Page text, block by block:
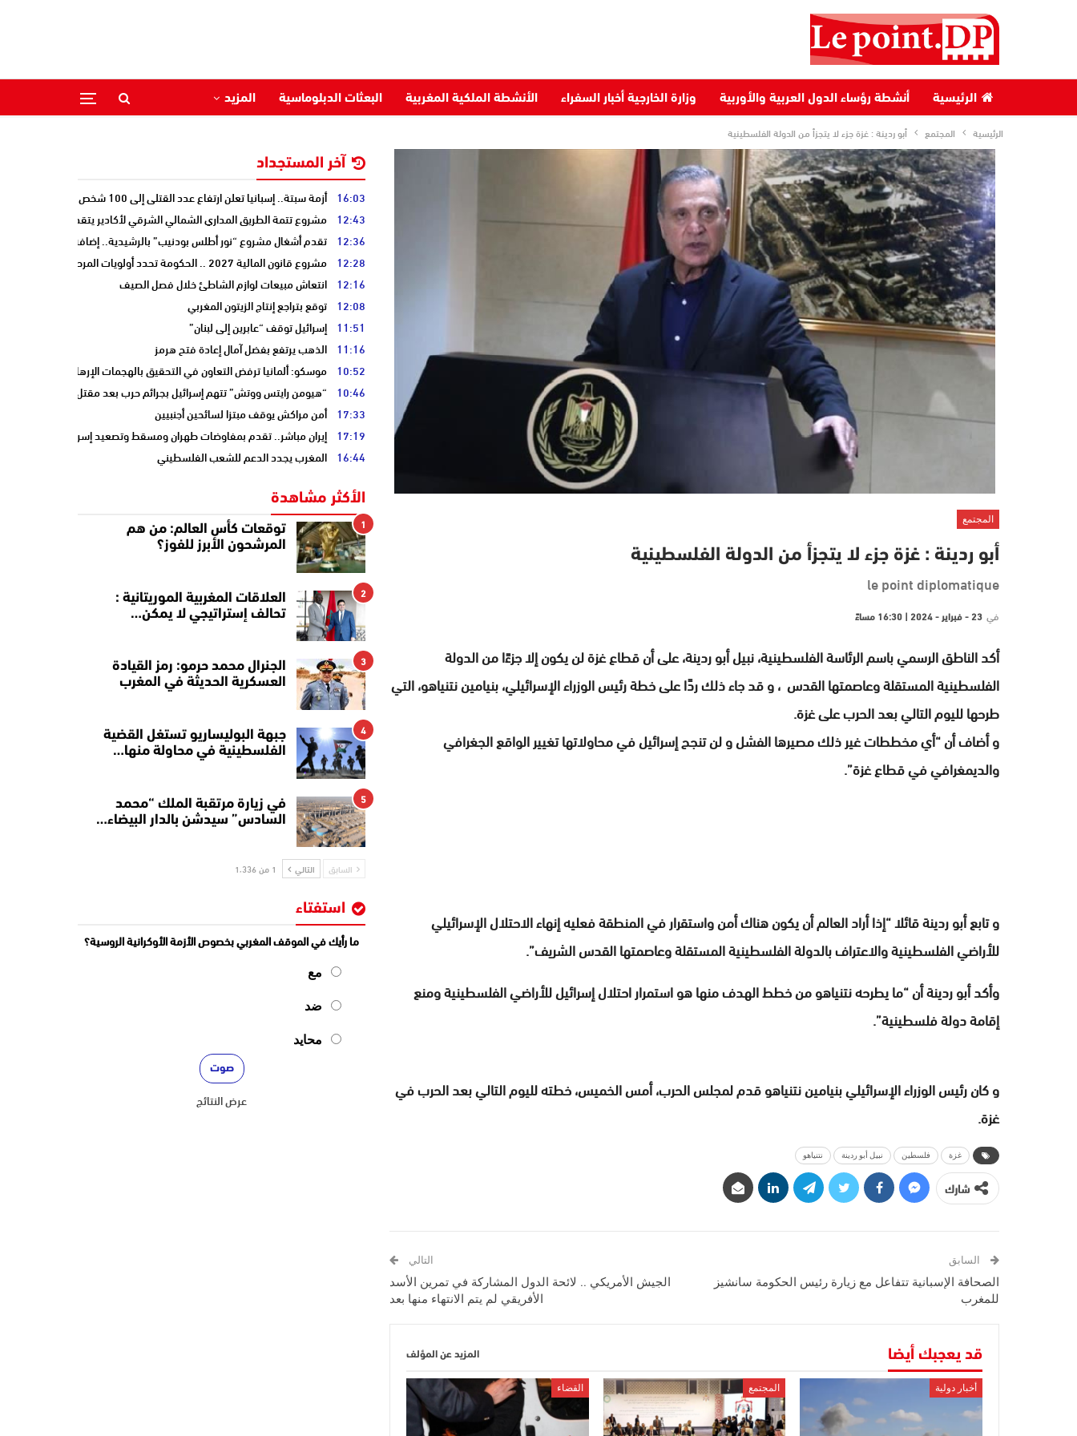
الرئيسية أنشطة رؤساء الدول العربية والأوربية وزارة الخارجية أخبار السفراء الأنشطة الملكية المغربية البعثات الدبلوماسية المزيد
الرئيسية المجتمع أبو ردينة : غزة جزء لا يتجزأ من الدولة الفلسطينية
المجتمع
أبو ردينة : غزة جزء لا يتجزأ من الدولة الفلسطينية
le point diplomatique
في 23 - فبراير - 2024 | 16:30 مساءً
أكد الناطق الرسمي باسم الرئاسة الفلسطينية، نبيل أبو ردينة، على أن قطاع غزة لن يكون إلا جزءًا من الدولة
الفلسطينية المستقلة وعاصمتها القدس ، و قدجاء ذلك ردًا على خطة رئيس الوزراء الإسرائيلي، بنيامين نتنياهو، التي
طرحها لليوم التالي بعد الحرب على غزة.
و أضاف أن “أي مخططات غير ذلك مصيرها الفشل و لن تنجح إسرائيل في محاولاتها تغيير الواقع الجغرافي
والديمغرافي في قطاع غزة”.
و تابع أبو ردينة قائلا “إذا أراد العالم أن يكون هناك أمن واستقرار في المنطقة فعليه إنهاء الاحتلال الإسرائيلي
للأراضي الفلسطينية والاعتراف بالدولة الفلسطينية المستقلة وعاصمتها القدس الشريف”.
وأكد أبو ردينة أن “ما يطرحه نتنياهو من خطط الهدف منها هو استمرار احتلال إسرائيل للأراضي الفلسطينية ومنع
إقامة دولة فلسطينية”.
و كان رئيس الوزراء الإسرائيلي بنيامين نتنياهو قدم لمجلس الحرب، أمس الخميس، خطته لليوم التالي بعد الحرب في
غزة.
غزة فلسطين نبيل أبو ردينة نتنياهو
شارك
السابق
الصحافة الإسبانية تتفاعل مع زيارة رئيس الحكومة سانشيز
للمغرب
التالي
الجيش الأمريكي .. لائحة الدول المشاركة في تمرين الأسد
الأفريقي لم يتم الانتهاء منها بعد
قد يعجبك أيضا المزيد عن المؤلف
أخبار دولية المجتمع القضاء
آخر المستجداد
16:03 أزمة سبتة.. إسبانيا تعلن ارتفاع عدد القتلى إلى 100 شخص
12:43 مشروع تتمة الطريق المداري الشمالي الشرقي لأكادير يتقدم نحو مرحلة
12:36 تقدم أشغال مشروع “نور أطلس بودنيب” بالرشيدية.. إضافة 33 ميغاوات إلى الشبكة الوطنية
12:28 مشروع قانون المالية 2027 .. الحكومة تحدد أولويات المرحلة المقبلة
12:16 انتعاش مبيعات لوازم الشاطئ خلال فصل الصيف
12:08 توقع بتراجع إنتاج الزيتون المغربي
11:51 إسرائيل توقف “عابرين إلى لبنان”
11:16 الذهب يرتفع بفضل آمال إعادة فتح هرمز
10:52 موسكو: ألمانيا ترفض التعاون في التحقيق بالهجمات الإرهابية على أنابيب
10:46 “هيومن رايتس ووتش” تتهم إسرائيل بجرائم حرب بعد مقتل الصحفية آمال
17:33 أمن مراكش يوقف مبتزا لسائحين أجنبيين
17:19 إيران مباشر.. تقدم بمفاوضات طهران ومسقط وتصعيد إسرائيلي جنوب لبنان
16:44 المغرب يجدد الدعم للشعب الفلسطيني
الأكثر مشاهدة
1
توقعات كأس العالم: من هم
المرشحون الأبرز للفوز؟
2
العلاقات المغربية الموريتانية :
تحالف إستراتيجي لا يمكن…
3
الجنرال محمد حرمو: رمز القيادة
العسكرية الحديثة في المغرب
4
جبهة البوليساريو تستغل القضية
الفلسطينية في محاولة منها…
5
في زيارة مرتقبة الملك “محمد
السادس” سيدشن بالدار البيضاء…
السابق التالي 1 من 1٬336
استفتاء
ما رأيك في الموقف المغربي بخصوص الأزمة الأوكرانية الروسية؟
مع
ضد
محايد
عرض النتائج